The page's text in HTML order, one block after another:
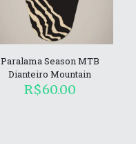
Paralama Season MTB
Dianteiro Mountain
R$60.00